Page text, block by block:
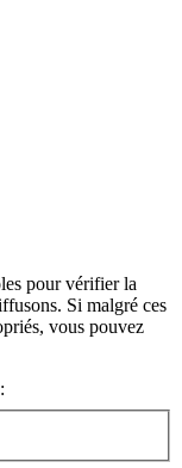
pour vérifier la
Si malgré ces
vous pouvez